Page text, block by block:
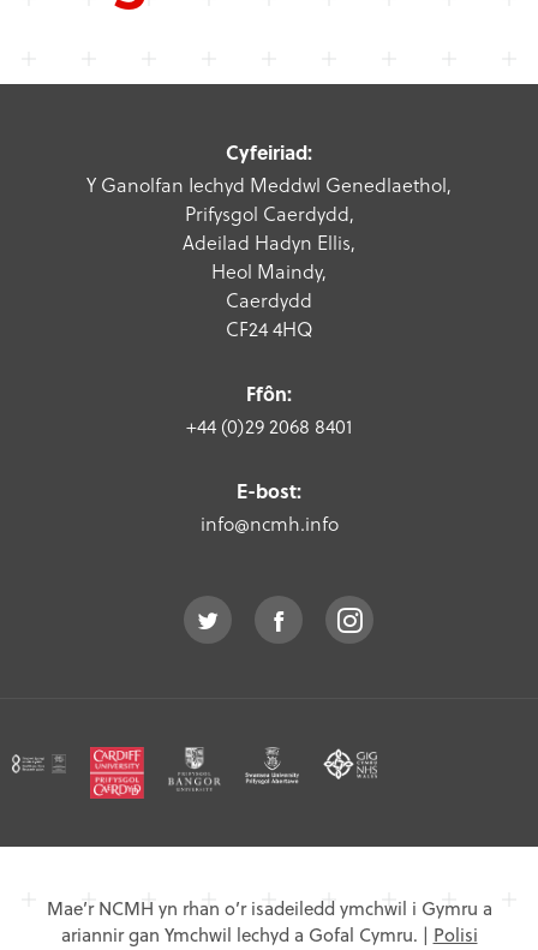
Cyfeiriad:
Y Ganolfan Iechyd Meddwl Genedlaethol,
Prifysgol Caerdydd,
Adeilad Hadyn Ellis,
Heol Maindy,
Caerdydd
CF24 4HQ
Ffôn:
+44 (0)29 2068 8401
E-bost:
info@ncmh.info
Mae’r NCMH yn rhan o’r isadeiledd ymchwil i Gymru a
ariannir gan Ymchwil lechyd a Gofal Cymru. | Polisi